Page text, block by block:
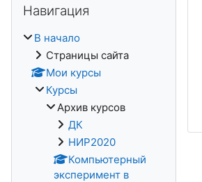
Навигация
В начало
Страницы сайта
Мои курсы
Курсы
Архив курсов
ДК
НИР2020
Компьютерный
эксперимент в